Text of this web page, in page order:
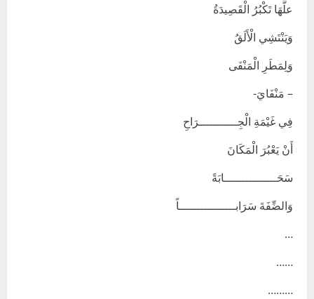
علَّهَا تَكْبُرُ الْقَصِيدَةُ
وَيَنْتَشِي الْأَلَقُ
وَلِمَطَرِ الْمَنْفَى
– مَنْفَايَ-
فِي غَيْمَةِ الْجِـــــــــــرَاحِ
أَنْ يَعْبُرَ الْمَكَانَ
سَحَـــــــــــــــابَةً
وَالضِّفَةَ سَرَابــــــــــــــــاً
…
……
………